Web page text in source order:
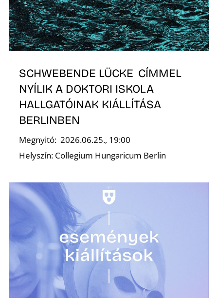
SCHWEBENDE LÜCKE CÍMMEL
NYÍLIK A DOKTORI ISKOLA
HALLGATÓINAK KIÁLLÍTÁSA
BERLINBEN
Megnyitó: 2026.06.25., 19:00
Helyszín: Collegium Hungaricum Berlin